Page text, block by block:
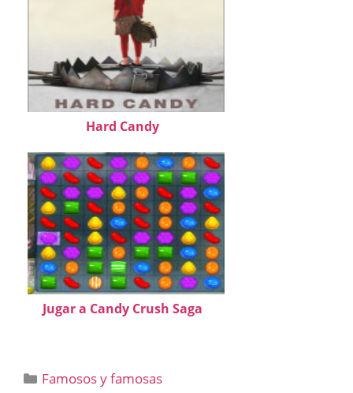
Hard Candy
Jugar a Candy Crush Saga
Categorías
Famosos y famosas